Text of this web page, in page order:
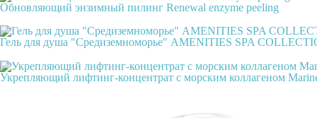
Обновляющий энзимный пилинг Renewal enzyme peeling
Гель для душа "Средиземноморье" AMENITIES SPA
Укрепляющий лифтинг-концентрат с морским коллагеном